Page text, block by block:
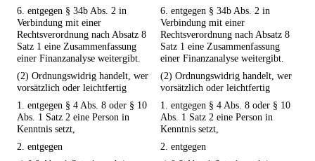
6. entgegen § 34b Abs. 2 in
Verbindung mit einer
Rechtsverordnung nach Absatz 8
Satz 1 eine Zusammenfassung
einer Finanzanalyse weitergibt.
6. entgegen § 34b Abs. 2 in
Verbindung mit einer
Rechtsverordnung nach Absatz 8
Satz 1 eine Zusammenfassung
einer Finanzanalyse weitergibt.
(2) Ordnungswidrig handelt, wer
vorsätzlich oder leichtfertig
(2) Ordnungswidrig handelt, wer
vorsätzlich oder leichtfertig
1. entgegen § 4 Abs. 8 oder § 10
Abs. 1 Satz 2 eine Person in
Kenntnis setzt,
1. entgegen § 4 Abs. 8 oder § 10
Abs. 1 Satz 2 eine Person in
Kenntnis setzt,
2. entgegen
2. entgegen